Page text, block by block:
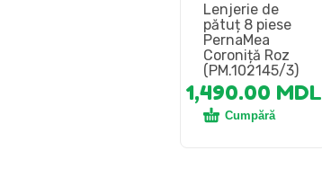
Lenjerie de
pătuț 8 piese
PernaMea
Coroniță Roz
(PM.102145/3)
1,490.00 MDL
Cumpără